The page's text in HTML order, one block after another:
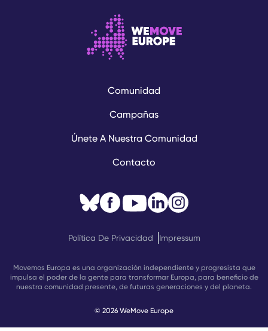
Comunidad
Campañas
Únete A Nuestra Comunidad
Contacto
Movemos Europa es una organización independiente y progresista que
impulsa el poder de la gente para transformar Europa, para beneficio de
nuestra comunidad presente, de futuras generaciones y del planeta.
© 2026 WeMove Europe
Política De Privacidad Impressum